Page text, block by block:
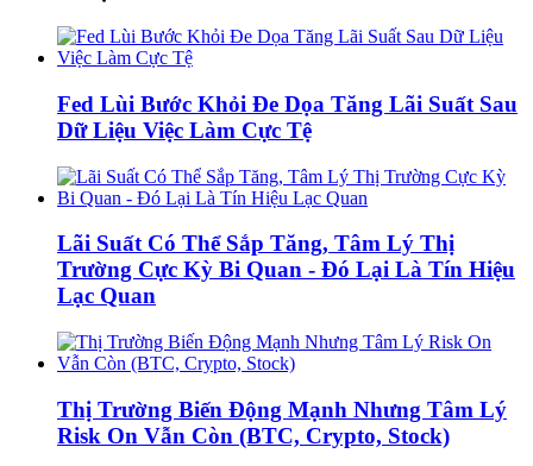
Fed Lùi Bước Khỏi Đe Dọa Tăng Lãi Suất Sau
Dữ Liệu Việc Làm Cực Tệ
Lãi Suất Có Thể Sắp Tăng, Tâm Lý Thị
Trường Cực Kỳ Bi Quan - Đó Lại Là Tín Hiệu
Lạc Quan
Thị Trường Biến Động Mạnh Nhưng Tâm Lý
Risk On Vẫn Còn (BTC, Crypto, Stock)